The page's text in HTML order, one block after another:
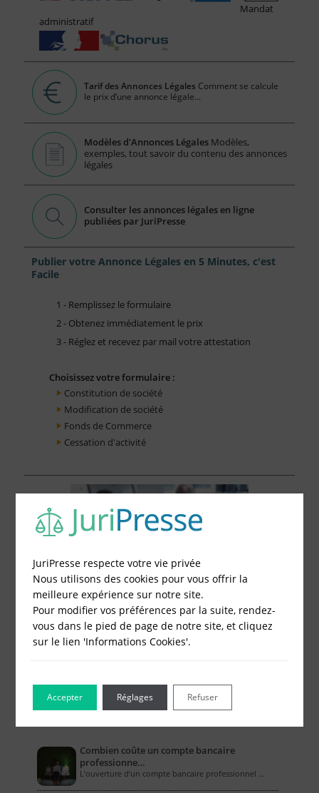
Mandat
administratif
Tarif des Annonces Légales Comment se calcule
le prix d’une annonce légale...
Modèles d'Annonces Légales Modèles,
exemples, tout savoir du contenu des annonces
légales
Consulter les annonces légales en ligne
publiées par JuriPresse
Publier votre Annonce Légales en 5 Minutes, c'est
Facile
1 - Remplissez le formulaire
2 - Obtenez immédiatement le prix
3 - Réglez et recevez par mail votre attestation
Choisissez votre formulaire :
Constitution de société
Modification de société
Fonds de Commerce
Cessation d'activité
Combien coûte un compte bancaire
professionne…
L’ouverture d’un compte bancaire professionnel …
JuriPresse respecte votre vie privée
Nous utilisons des cookies pour vous offrir la
meilleure expérience sur notre site.
Pour modifier vos préférences par la suite, rendez-
vous dans le pied de page de notre site, et cliquez
sur le lien 'Informations Cookies'.
Accepter Refuser
Réglages